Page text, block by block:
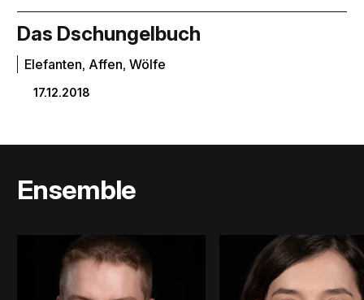
Das Dschungelbuch
Elefanten, Affen, Wölfe
17.12.2018
Ensemble